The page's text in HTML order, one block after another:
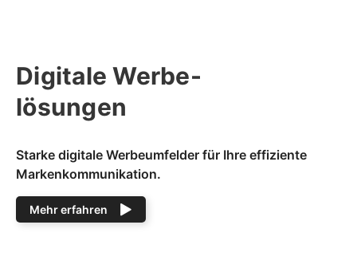
Digitale Werbe-
lösungen
Starke digitale Werbeumfelder für Ihre effiziente
Markenkommunikation.
Mehr erfahren